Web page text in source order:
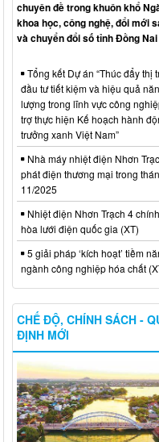
chuyên đề trong khuôn khổ
khoa học, công nghệ, đổi mới
và chuyển đổi số tỉnh Đồng Nai
Tổng kết Dự án “Thúc đẩy thị
đầu tư tiết kiệm và hiệu quả
lượng trong lĩnh vực công
trợ thực hiện Kế hoạch hành
trưởng xanh Việt Nam”
Nhà máy nhiệt điện Nhơn
phát điện thương mại trong
11/2025
Nhiệt điện Nhơn Trạch 4
hòa lưới điện quốc gia (XT)
5 giải pháp ‘kích hoạt’ tiềm
ngành công nghiệp hóa chất
CHẾ ĐỘ, CHÍNH SÁCH -
ĐỊNH MỚI